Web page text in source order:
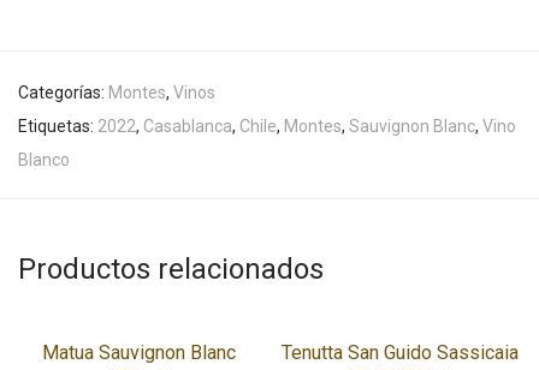
Categorías: Montes, Vinos
Etiquetas: 2022, Casablanca, Chile, Montes, Sauvignon Blanc, Vino
Blanco
Productos relacionados
Matua Sauvignon Blanc
Tenutta San Guido Sassicaia